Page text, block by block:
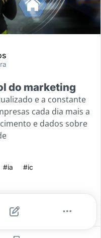
do marketing
e a constante
cada dia mais a
e dados sobre
#ia #ic